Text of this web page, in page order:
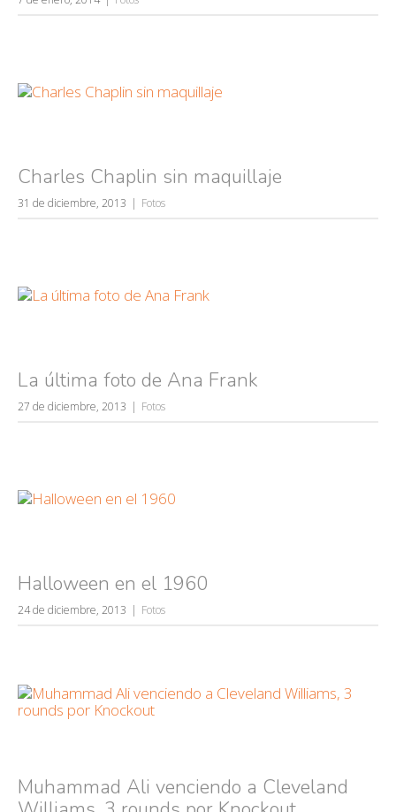
accidentes
Charles Chaplin sin maquillaje
31 de diciembre, 2013 Fotos
La última foto de Ana Frank
27 de diciembre, 2013 Fotos
Halloween en el 1960
24 de diciembre, 2013 Fotos
Muhammad Ali venciendo a Cleveland